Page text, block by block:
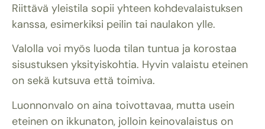
Riittävä yleistila sopii yhteen kohdevalaistuksen
kanssa, esimerkiksi peilin tai naulakon ylle.
Valolla voi myös luoda tilan tuntua ja korostaa
sisustuksen yksityiskohtia. Hyvin valaistu eteinen
on sekä kutsuva että toimiva.
Luonnonvalo on aina toivottavaa, mutta usein
eteinen on ikkunaton, jolloin keinovalaistus on